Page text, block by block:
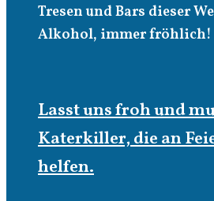
Tresen und Bars dieser
Alkohol, immer fröhlich!
Lasst uns froh und
Katerkiller, die an
helfen.